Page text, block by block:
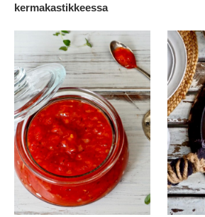
kermakastikkeessa